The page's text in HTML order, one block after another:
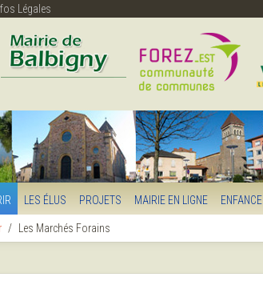
Légales
LES ÉLUS PROJETS MAIRIE EN LIGNE ENFANCE
Les Marchés Forains